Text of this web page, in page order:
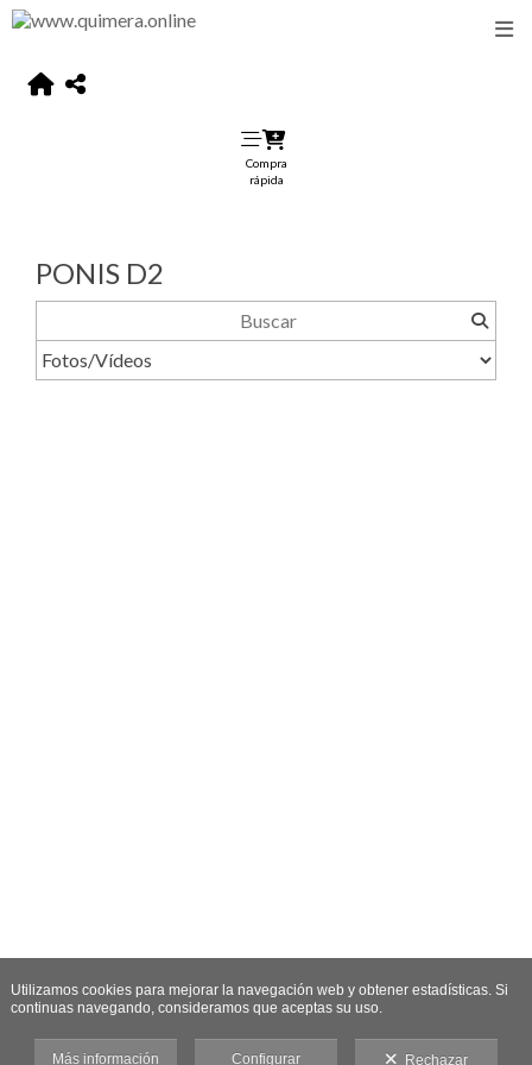
Compra
rápida
PONIS D2
Utilizamos cookies para mejorar la navegación web y obtener estadísticas. Si
continuas navegando, consideramos que aceptas su uso.
Más información Configurar Rechazar